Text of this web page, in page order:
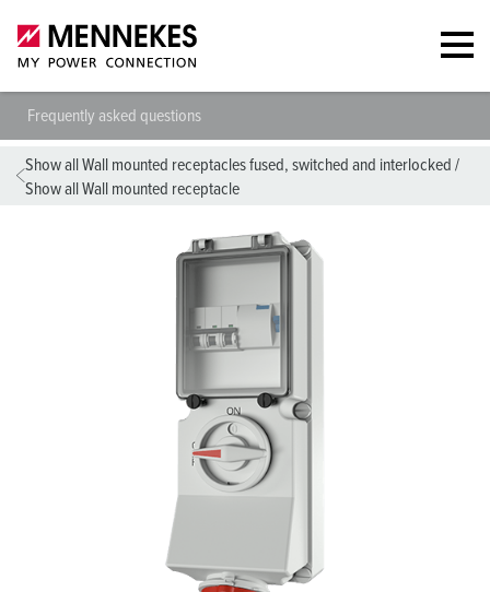
Frequently asked questions
Show all Wall mounted receptacles fused, switched and interlocked /
Show all Wall mounted receptacle